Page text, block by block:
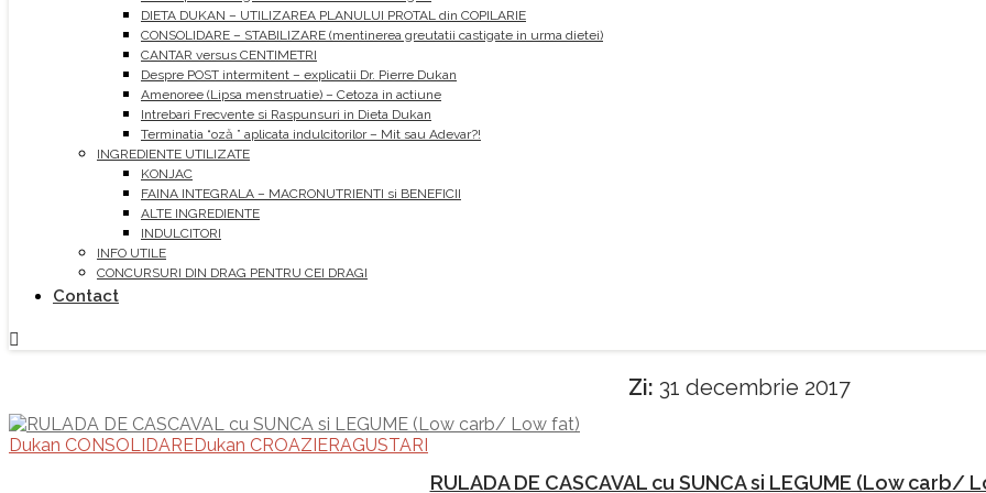
DIETA DUKAN – UTILIZAREA PLANULUI PROTAL din COPILARIE
CONSOLIDARE – STABILIZARE (mentinerea greutatii castigate in urma dietei)
CANTAR versus CENTIMETRI
Despre POST intermitent – explicatii Dr. Pierre Dukan
Amenoree (Lipsa menstruatie) – Cetoza in actiune
Intrebari Frecvente si Raspunsuri in Dieta Dukan
Terminatia “oză ” aplicata indulcitorilor – Mit sau Adevar?!
INGREDIENTE UTILIZATE
KONJAC
FAINA INTEGRALA – MACRONUTRIENTI si BENEFICII
ALTE INGREDIENTE
INDULCITORI
INFO UTILE
CONCURSURI DIN DRAG PENTRU CEI DRAGI
Contact
Zi: 31 decembrie 2017
Dukan CONSOLIDAREDukan CROAZIERAGUSTARI
RULADA DE CASCAVAL cu SUNCA si LEGUME (Low carb/